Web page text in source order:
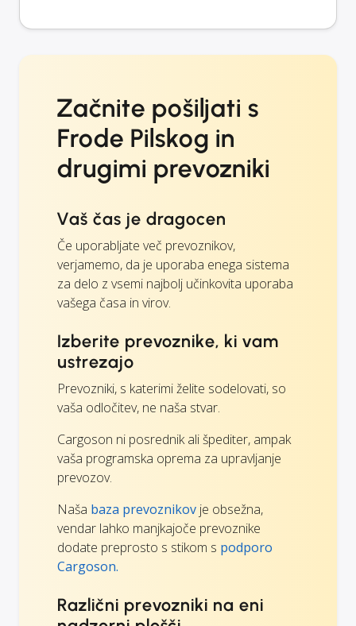
Začnite pošiljati s
Frode Pilskog in
drugimi prevozniki
Vaš čas je dragocen
Če uporabljate več prevoznikov,
verjamemo, da je uporaba enega sistema
za delo z vsemi najbolj učinkovita uporaba
vašega časa in virov.
Izberite prevoznike, ki vam
ustrezajo
Prevozniki, s katerimi želite sodelovati, so
vaša odločitev, ne naša stvar.
Cargoson ni posrednik ali špediter, ampak
vaša programska oprema za upravljanje
prevozov.
Naša baza prevoznikov je obsežna,
vendar lahko manjkajoče prevoznike
dodate preprosto s stikom s podporo
Cargoson.
Različni prevozniki na eni